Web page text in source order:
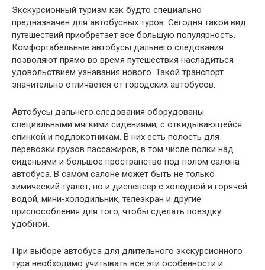
Экскурсионный туризм как будто специально
предназначен для автобусных туров. Сегодня такой вид
путешествий приобретает все большую популярность.
Комфортабельные автобусы дальнего следования
позволяют прямо во время путешествия насладиться
удовольствием узнавания нового. Такой транспорт
значительно отличается от городских автобусов.
Автобусы дальнего следования оборудованы
специальными мягкими сидениями, с откидывающейся
спинкой и подлокотникам. В них есть полость для
перевозки грузов пассажиров, в том числе полки над
сиденьями и большое пространство под полом салона
автобуса. В самом салоне может быть не только
химический туалет, но и диспенсер с холодной и горячей
водой, мини-холодильник, телеэкран и другие
приспособления для того, чтобы сделать поездку
удобной.
При выборе автобуса для длительного экскурсионного
тура необходимо учитывать все эти особенности и